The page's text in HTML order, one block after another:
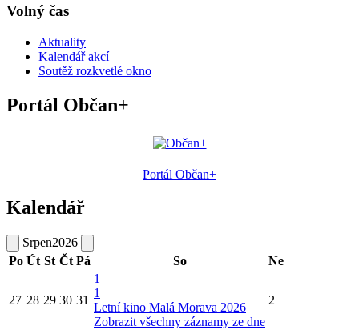
Volný čas
Aktuality
Kalendář akcí
Soutěž rozkvetlé okno
Portál Občan+
Portál Občan+
Kalendář
Srpen2026
Po Út St Čt Pá So Ne
27 28 29 30 31
1
1
Letní kino Malá Morava 2026
Zobrazit všechny záznamy ze dne
2